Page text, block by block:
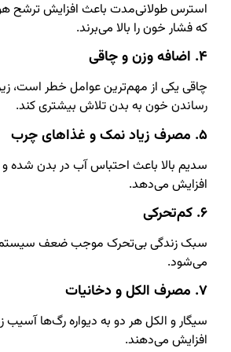
استرس طولانی‌مدت باعث افزایش ترشح
که فشار خون را بالا می‌برند.
۴. اضافه وزن و چاقی
چاقی یکی از مهم‌ترین عوامل خطر است،
رساندن خون به بدن تلاش بیشتری کند.
۵. مصرف زیاد نمک و غذاهای چرب
سدیم بالا باعث احتباس آب در بدن شده و
افزایش می‌دهد.
۶. کم‌تحرکی
سبک زندگی بی‌تحرک موجب ضعف سیستم
می‌شود.
۷. مصرف الکل و دخانیات
سیگار و الکل هر دو به دیواره رگ‌ها آسیب
افزایش می‌دهند.